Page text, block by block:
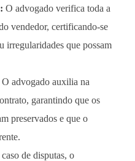
O advogado verifica toda a
vendedor, certificando-se
irregularidades que possam
O advogado auxilia na
garantindo que os
preservados e que o
de disputas, o